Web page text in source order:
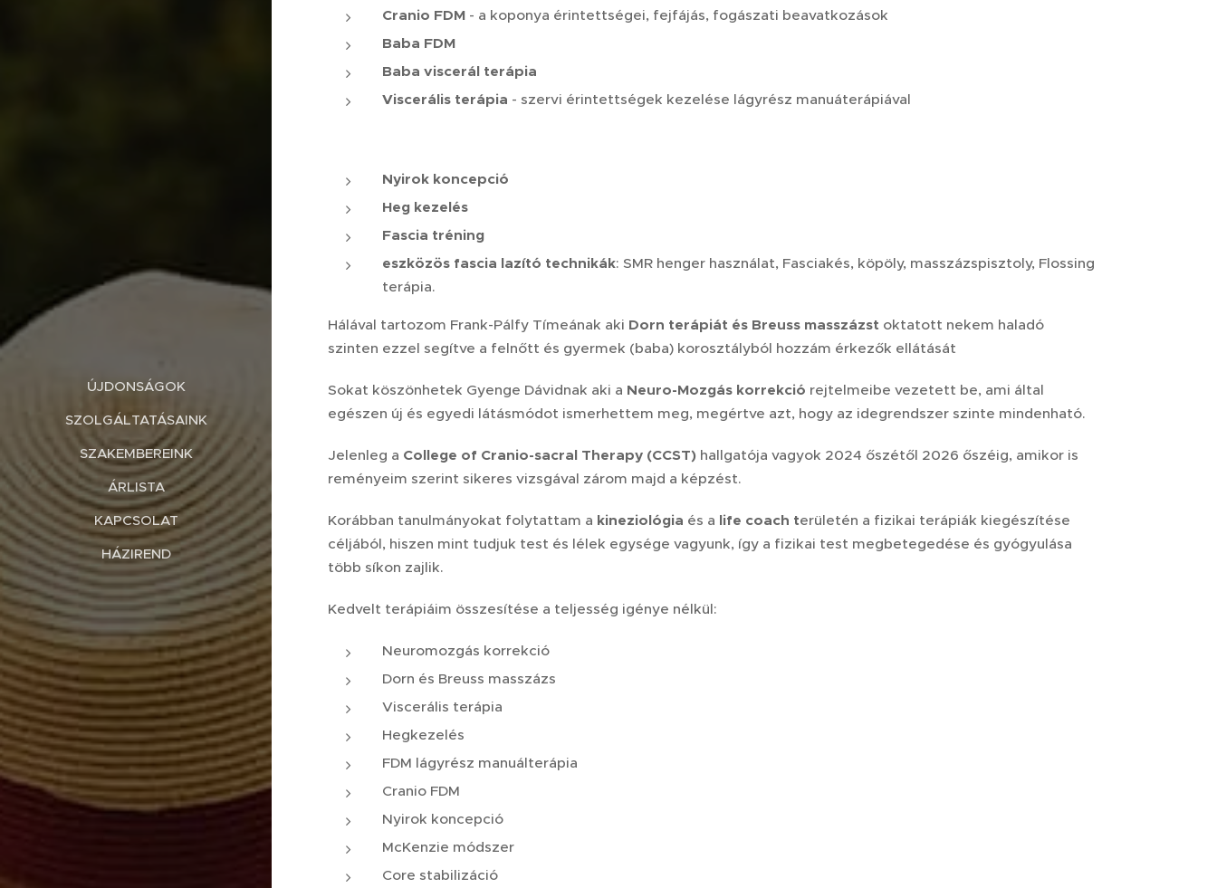
ÚJDONSÁGOK
SZOLGÁLTATÁSAINK
SZAKEMBEREINK
ÁRLISTA
KAPCSOLAT
HÁZIREND
Cranio FDM - a koponya érintettségei, fejfájás, fogászati beavatkozások
Baba FDM
Baba viscerál terápia
Viscerális terápia - szervi érintettségek kezelése lágyrész manuáterápiával
Nyirok koncepció
Heg kezelés
Fascia tréning
eszközös fascia lazító technikák: SMR henger használat, Fasciakés, köpöly, masszázspisztoly, Flossing
terápia.
Hálával tartozom Frank-Pálfy Tímeának aki Dorn terápiát és Breuss masszázst oktatott nekem haladó
szinten ezzel segítve a felnőtt és gyermek (baba) korosztályból hozzám érkezők ellátását
Sokat köszönhetek Gyenge Dávidnak aki a Neuro-Mozgás korrekció rejtelmeibe vezetett be, ami által
egészen új és egyedi látásmódot ismerhettem meg, megértve azt, hogy az idegrendszer szinte mindenható.
Jelenleg a College of Cranio-sacral Therapy (CCST) hallgatója vagyok 2024 őszétől 2026 őszéig, amikor is
reményeim szerint sikeres vizsgával zárom majd a képzést.
Korábban tanulmányokat folytattam a kineziológia és a life coach területén a fizikai terápiák kiegészítése
céljából, hiszen mint tudjuk test és lélek egysége vagyunk, így a fizikai test megbetegedése és gyógyulása
több síkon zajlik.
Kedvelt terápiáim összesítése a teljesség igénye nélkül:
Neuromozgás korrekció
Dorn és Breuss masszázs
Viscerális terápia
Hegkezelés
FDM lágyrész manuálterápia
Cranio FDM
Nyirok koncepció
McKenzie módszer
Core stabilizáció